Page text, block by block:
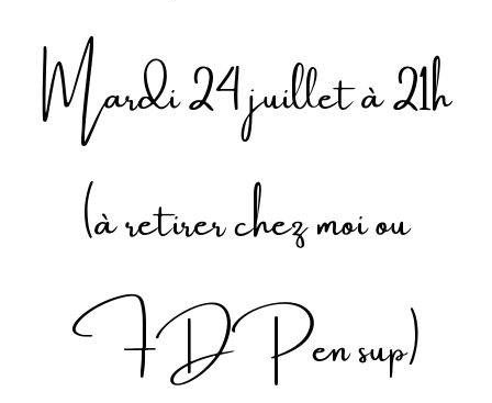
Mardi 24 juillet à 21h
(à retirer chez moi ou
FDP en sup)